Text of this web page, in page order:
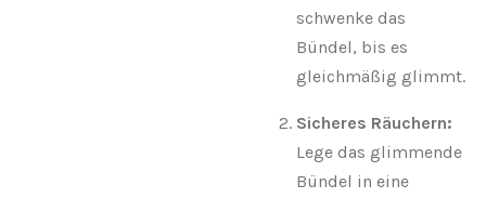
schwenke das
Bündel, bis es
gleichmäßig glimmt.
Sicheres Räuchern:
Lege das glimmende
Bündel in eine